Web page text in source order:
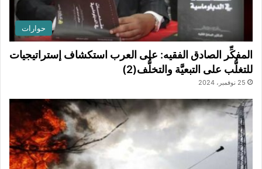
حوارات
المفكِّر الصادق الفقيه: على العرب استكشاف إستراتيجيات
للتغلُّب على التبعيَّة والتخلُّف(2)
25 نوفمبر، 2024